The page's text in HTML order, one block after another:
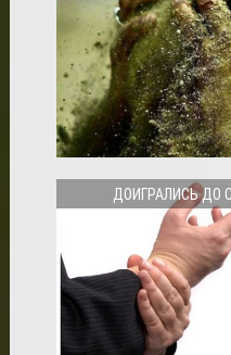
ДОИГРАЛИСЬ ДО